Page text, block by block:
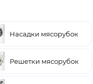
Насадки мясорубок
Решетки мясорубок